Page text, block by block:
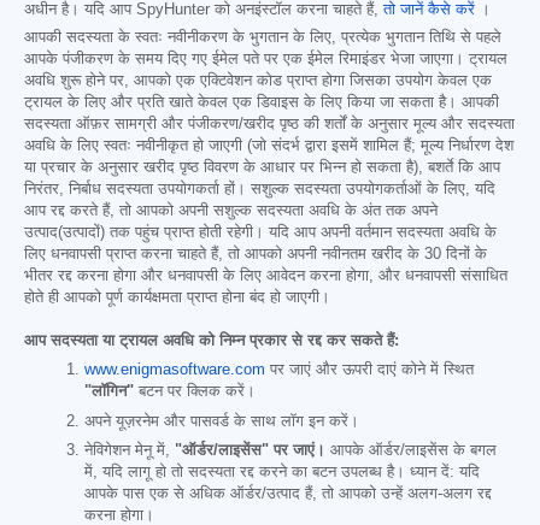
अधीन है। यदि आप SpyHunter को अनइंस्टॉल करना चाहते हैं,तो जानें कैसे करें ।
आपकी सदस्यता के स्वतः नवीनीकरण के भुगतान के लिए, प्रत्येक भुगतान तिथि से पहले
आपके पंजीकरण के समय दिए गए ईमेल पते पर एक ईमेल रिमाइंडर भेजा जाएगा। ट्रायल
अवधि शुरू होने पर, आपको एक एक्टिवेशन कोड प्राप्त होगा जिसका उपयोग केवल एक
ट्रायल के लिए और प्रति खाते केवल एक डिवाइस के लिए किया जा सकता है। आपकी
सदस्यता ऑफ़र सामग्री और पंजीकरण/खरीद पृष्ठ की शर्तों के अनुसार मूल्य और सदस्यता
अवधि के लिए स्वतः नवीनीकृत हो जाएगी (जो संदर्भ द्वारा इसमें शामिल हैं; मूल्य निर्धारण देश
या प्रचार के अनुसार खरीद पृष्ठ विवरण के आधार पर भिन्न हो सकता है), बशर्ते कि आप
निरंतर, निर्बाध सदस्यता उपयोगकर्ता हों। सशुल्क सदस्यता उपयोगकर्ताओं के लिए, यदि
आप रद्द करते हैं, तो आपको अपनी सशुल्क सदस्यता अवधि के अंत तक अपने
उत्पाद(उत्पादों) तक पहुंच प्राप्त होती रहेगी। यदि आप अपनी वर्तमान सदस्यता अवधि के
लिए धनवापसी प्राप्त करना चाहते हैं, तो आपको अपनी नवीनतम खरीद के 30 दिनों के
भीतर रद्द करना होगा और धनवापसी के लिए आवेदन करना होगा, और धनवापसी संसाधित
होते ही आपको पूर्ण कार्यक्षमता प्राप्त होना बंद हो जाएगी।
आप सदस्यता या ट्रायल अवधि को निम्न प्रकार से रद्द कर सकते हैं:
www.enigmasoftware.com पर जाएं और ऊपरी दाएं कोने में स्थित
"लॉगिन" बटन पर क्लिक करें।
अपने यूज़रनेम और पासवर्ड के साथ लॉग इन करें।
नेविगेशन मेनू में, "ऑर्डर/लाइसेंस" पर जाएं। आपके ऑर्डर/लाइसेंस के बगल
में, यदि लागू हो तो सदस्यता रद्द करने का बटन उपलब्ध है। ध्यान दें: यदि
आपके पास एक से अधिक ऑर्डर/उत्पाद हैं, तो आपको उन्हें अलग-अलग रद्द
करना होगा।